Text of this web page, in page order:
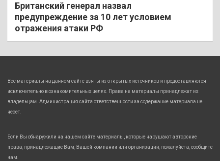
Британский генерал назвал
предупреждение за 10 лет условием
отражения атаки РФ
Все материалы на данном сайте взяты из открытых источников и предоставляются
исключительно в ознакомительных целях. Права на материалы принадлежат их
владельцам. Администрация сайта ответственности за содержание материала не
несет.
Если Вы обнаружили на нашем сайте материалы, которые нарушают авторские
права, принадлежащие Вам, Вашей компании или организации, пожалуйста, сообщите
нам.